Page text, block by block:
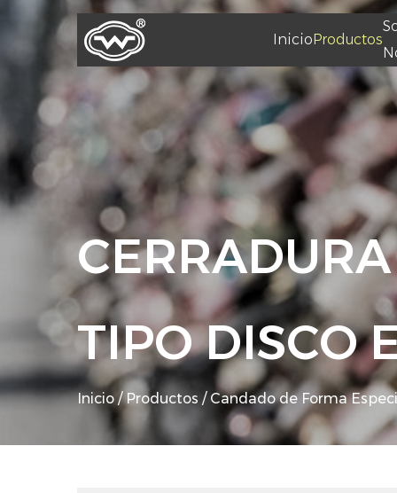
InicioProductos
TIPO DISCO
Inicio /Productos / Candado de Forma